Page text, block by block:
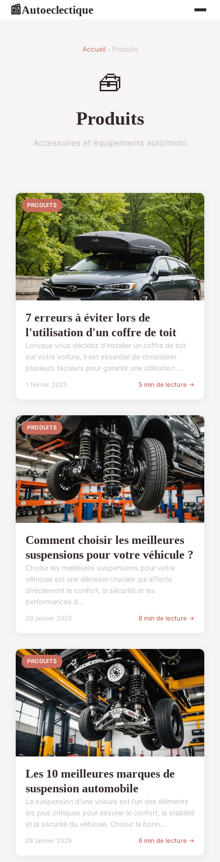
📰Autoeclectique
Accueil› Produits
🧰
Produits
Accessoires et équipements auto/moto
PRODUITS
7 erreurs à éviter lors de
l'utilisation d'un coffre de toit
Lorsque vous décidez d'installer un coffre de toit
sur votre voiture, il est essentiel de considérer
plusieurs facteurs pour garantir une utilisation ...
1 février 2025 5 min de lecture →
PRODUITS
Comment choisir les meilleures
suspensions pour votre véhicule ?
Choisir les meilleures suspensions pour votre
véhicule est une décision cruciale qui affecte
directement le confort, la sécurité et les
performances d...
29 janvier 2025 6 min de lecture →
PRODUITS
Les 10 meilleures marques de
suspension automobile
La suspension d'une voiture est l'un des éléments
les plus critiques pour assurer le confort, la stabilité
et la sécurité du véhicule. Choisir la bonn...
28 janvier 2025 6 min de lecture →